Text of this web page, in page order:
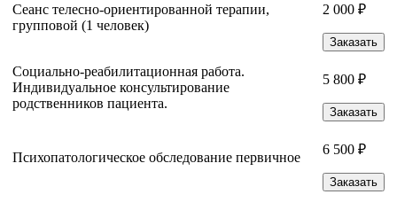
Сеанс телесно-ориентированной терапии,
групповой (1 человек)
2 000 ₽
Заказать
Социально-реабилитационная работа.
Индивидуальное консультирование
родственников пациента.
5 800 ₽
Заказать
Психопатологическое обследование первичное
6 500 ₽
Заказать